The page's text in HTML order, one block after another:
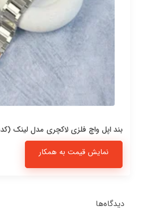
بند اپل واچ فلزی لاکچری مدل لینک (کدw5081)
نمایش قیمت به همکار
دیدگاه‌ها